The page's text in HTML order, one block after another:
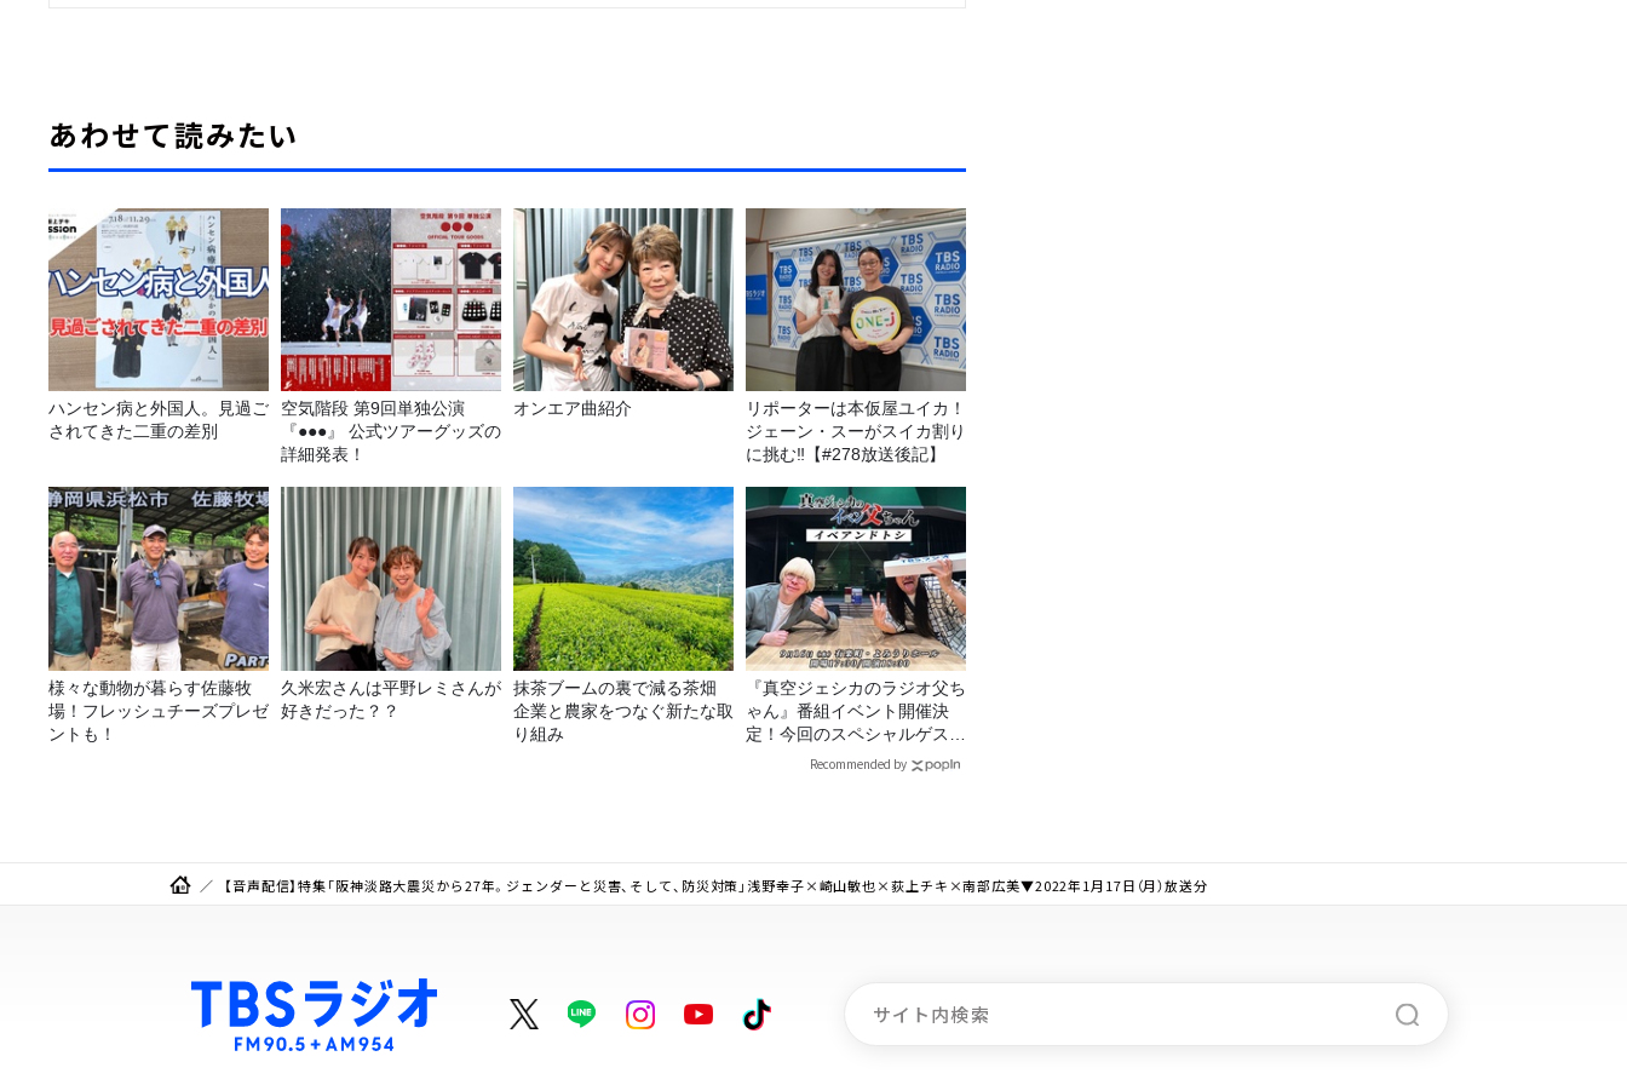
あわせて読みたい
ハンセン病と外国人。見過ご
されてきた二重の差別
空気階段 第9回単独公演
『●●●』 公式ツアーグッズの
詳細発表！
オンエア曲紹介
リポーターは本仮屋ユイカ！
ジェーン・スーがスイカ割り
に挑む‼【#278放送後記】
様々な動物が暮らす佐藤牧
場！フレッシュチーズプレゼ
ントも！
久米宏さんは平野レミさんが
好きだった？？
抹茶ブームの裏で減る茶畑
企業と農家をつなぐ新たな取
り組み
『真空ジェシカのラジオ父ち
ゃん』番組イベント開催決
定！今回のスペシャルゲスト
は、タカアンドトシ！
Recommended by
【音声配信】特集「阪神淡路大震災から27年。ジェンダーと災害、そして、防災対策」浅野幸子×崎山敏也×荻上チキ×南部広美▼2022年1月17日（月）放送分